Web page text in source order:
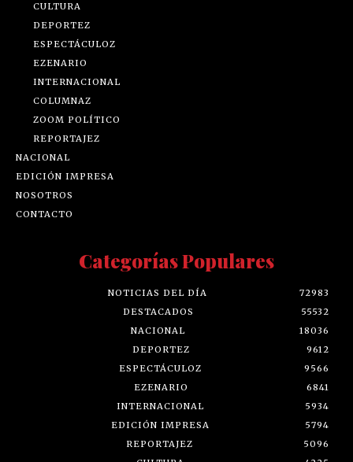
CULTURA
DEPORTEZ
ESPECTÁCULOZ
EZENARIO
INTERNACIONAL
COLUMNAZ
ZOOM POLÍTICO
REPORTAJEZ
NACIONAL
EDICIÓN IMPRESA
NOSOTROS
CONTACTO
Categorías Populares
NOTICIAS DEL DÍA
72983
DESTACADOS
55532
NACIONAL
18036
DEPORTEZ
9612
ESPECTÁCULOZ
9566
EZENARIO
6841
INTERNACIONAL
5934
EDICIÓN IMPRESA
5794
REPORTAJEZ
5096